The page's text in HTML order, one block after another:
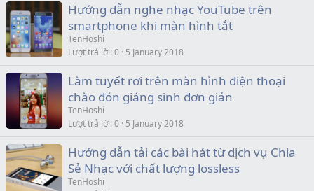
Hướng dẫn nghe nhạc YouTube trên
smartphone khi màn hình tắt
TenHoshi
Lượt trả lời 0 5 January 2018
Làm tuyết rơi trên màn hình điện thoại
chào đón giáng sinh đơn giản
TenHoshi
Lượt trả lời 0 5 January 2018
Hướng dẫn tải các bài hát từ dịch vụ Chia
Sẻ Nhạc với chất lượng lossless
TenHoshi